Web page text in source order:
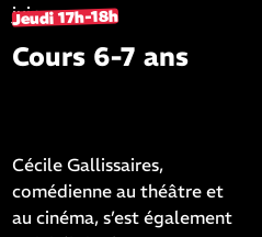
juin.
Jeudi 17h-18h
Cours 6-7 ans
Cécile Gallissaires,
comédienne au théâtre et
au cinéma, s’est également